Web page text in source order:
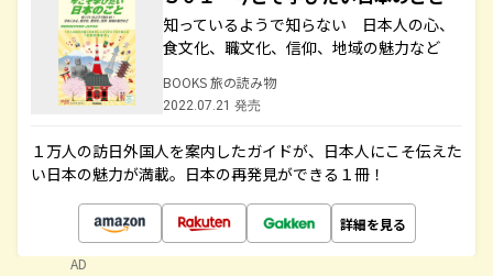
知っているようで知らない 日本人の心、
食文化、職文化、信仰、地域の魅力など
BOOKS 旅の読み物
2022.07.21 発売
１万人の訪日外国人を案内したガイドが、日本人にこそ伝えた
い日本の魅力が満載。日本の再発見ができる１冊！
詳細を見る
AD